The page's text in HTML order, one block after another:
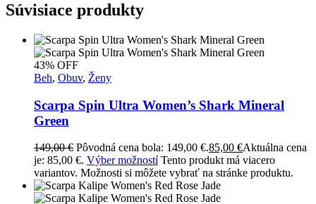
Súvisiace produkty
43% OFF
Beh, Obuv, Ženy
Scarpa Spin Ultra Women’s Shark Mineral
Green
149,00€ Pôvodná cena bola: 149,00 €.85,00 €Aktuálna cena
je: 85,00 €. Výber možností Tento produkt má viacero
variantov. Možnosti si môžete vybrať na stránke produktu.